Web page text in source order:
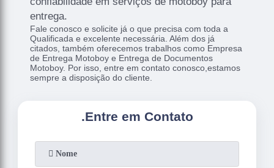
entrega.
Fale conosco e solicite já o que precisa com toda a
Qualificada e excelente necessária. Além dos já
citados, também oferecemos trabalhos como Empresa
de Entrega Motoboy e Entrega de Documentos
Motoboy. Por isso, entre em contato conosco,estamos
sempre a disposição do cliente.
.Entre em Contato